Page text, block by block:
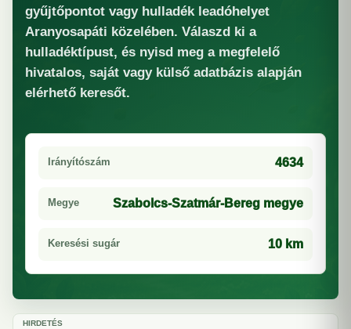
gyűjtőpontot vagy hulladék leadóhelyet
Aranyosapáti közelében. Válaszd ki a
hulladéktípust, és nyisd meg a megfelelő
hivatalos, saját vagy külső adatbázis alapján
elérhető keresőt.
Irányítószám 4634
Megye Szabolcs-Szatmár-Bereg megye
Keresési sugár 10 km
HIRDETÉS